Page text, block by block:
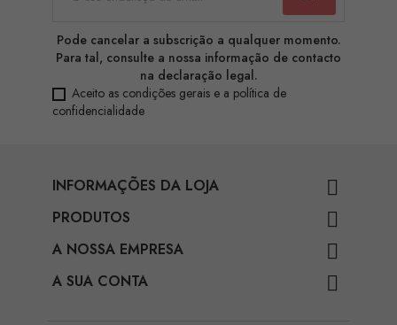
Pode cancelar a subscrição a qualquer momento.
Para tal, consulte a nossa informação de contacto
na declaração legal.
Aceito as condições gerais e a política de
confidencialidade
INFORMAÇÕES DA LOJA 
PRODUTOS 
A NOSSA EMPRESA 
A SUA CONTA 